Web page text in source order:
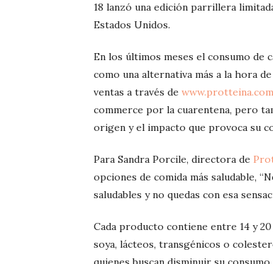
18 lanzó una edición parrillera
Estados Unidos.
En los últimos meses el consumo de
como una alternativa más a la hora
ventas a través de www.protteina.com
commerce por la cuarentena, pero
origen y el impacto que provoca su
Para Sandra Porcile, directora de
opciones de comida más saludable,
saludables y no quedas con esa
Cada producto contiene entre 14 y
soya, lácteos, transgénicos o